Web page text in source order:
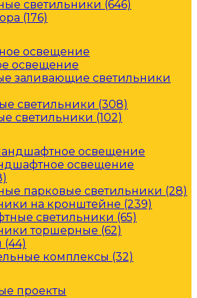
светильники (646)
(176)
освещение
заливающие светильники
светильники (308)
светильники (102)
освещение
парковые светильники (28)
на кронштейне (239)
светильники (65)
торшерные (62)
комплексы (32)
проекты